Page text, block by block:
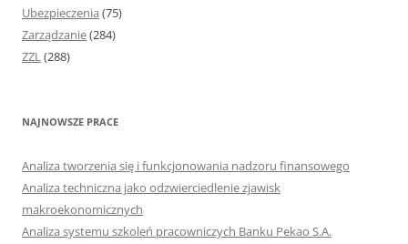
Ubezpieczenia (75)
Zarządzanie(284)
ZZL(288)
NAJNOWSZE PRACE
Analiza tworzenia się i funkcjonowania nadzoru finansowego
Analiza techniczna jako odzwierciedlenie zjawisk
makroekonomicznych
Analiza systemu szkoleń pracowniczych Banku Pekao S.A.